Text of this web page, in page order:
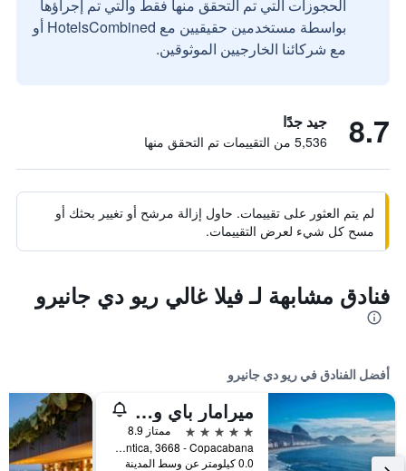
الحجوزات التي تم التحقق منها فقط والتي تم إجراؤها
بواسطة مستخدمين حقيقيين مع HotelsCombined أو
مع شركائنا الخارجيين الموثوقين.
8.7 جيد جدًا
5,536 من التقييمات تم التحقق منها
لم يتم العثور على تقييمات. حاول إزالة مرشح أو تغيير بحثك أو
مسح كل شيء لعرض التقييمات.
فنادق مشابهة لـ فيلا غالي ريو دي جانيرو
أفضل الفنادق في ريو دي جانيرو
ميرامار باي ويندسور كوباكابانا
5 نجوم
ممتاز 8.9
Avenida Atlantica, 3668 - Copacabana, ريو دي جانيرو, البرازيل
0.0 كيلومتر عن وسط المدينة